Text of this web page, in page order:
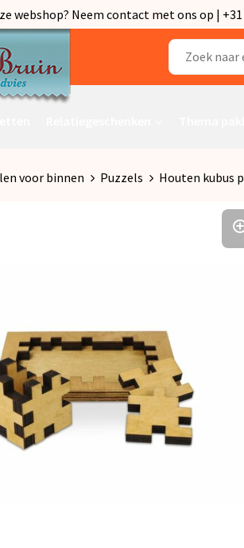
webshop? Neem contact met ons op |
voor binnen Puzzels Houten kubus